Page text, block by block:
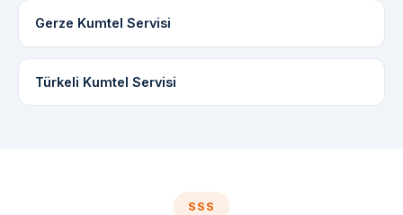
Gerze Kumtel Servisi
Türkeli Kumtel Servisi
SSS